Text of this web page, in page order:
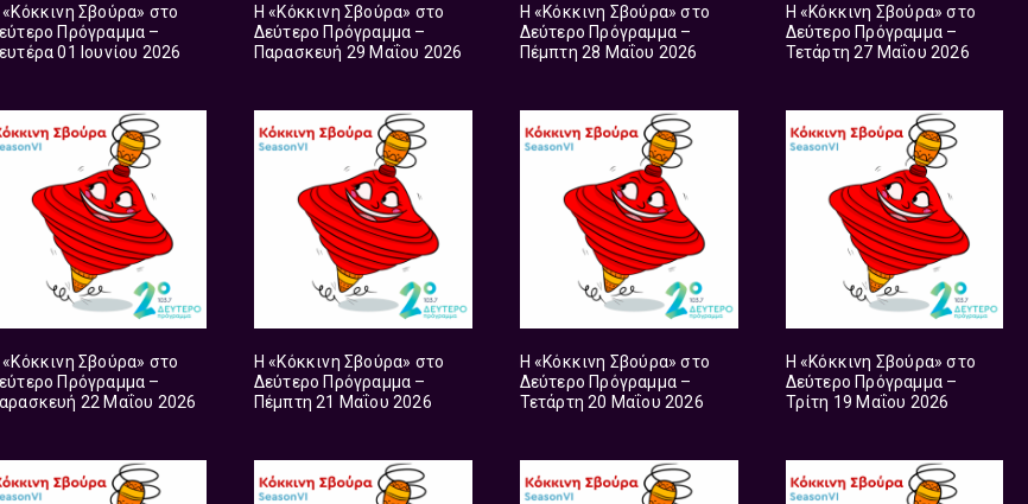
«Κόκκινη Σβούρα» στο
Πρόγραμμα –
01 Ιουνίου 2026
Η «Κόκκινη Σβούρα» στο
Δεύτερο Πρόγραμμα –
Παρασκευή 29 Μαΐου 2026
Η «Κόκκινη Σβούρα» στο
Δεύτερο Πρόγραμμα –
Πέμπτη 28 Μαΐου 2026
Η «Κόκκινη Σβούρα» στο
Δεύτερο Πρόγραμμα –
Τετάρτη 27 Μαΐου 2026
«Κόκκινη Σβούρα» στο
Πρόγραμμα –
22 Μαΐου 2026
Η «Κόκκινη Σβούρα» στο
Δεύτερο Πρόγραμμα –
Πέμπτη 21 Μαΐου 2026
Η «Κόκκινη Σβούρα» στο
Δεύτερο Πρόγραμμα –
Τετάρτη 20 Μαΐου 2026
Η «Κόκκινη Σβούρα» στο
Δεύτερο Πρόγραμμα –
Τρίτη 19 Μαΐου 2026